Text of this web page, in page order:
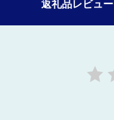
返礼品レビュー